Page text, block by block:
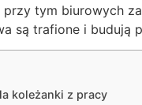
przy tym biurowych
są trafione i budują
koleżanki z pracy